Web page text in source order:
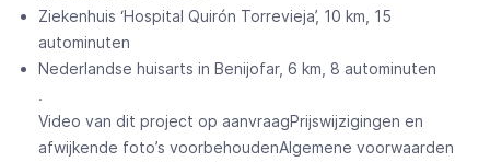
Ziekenhuis ‘Hospital Quirón Torrevieja’, 10 km, 15
autominuten
Nederlandse huisarts in Benijofar, 6 km, 8 autominuten
.
Video van dit project op aanvraagPrijswijzigingen en
afwijkende foto’s voorbehoudenAlgemene voorwaarden